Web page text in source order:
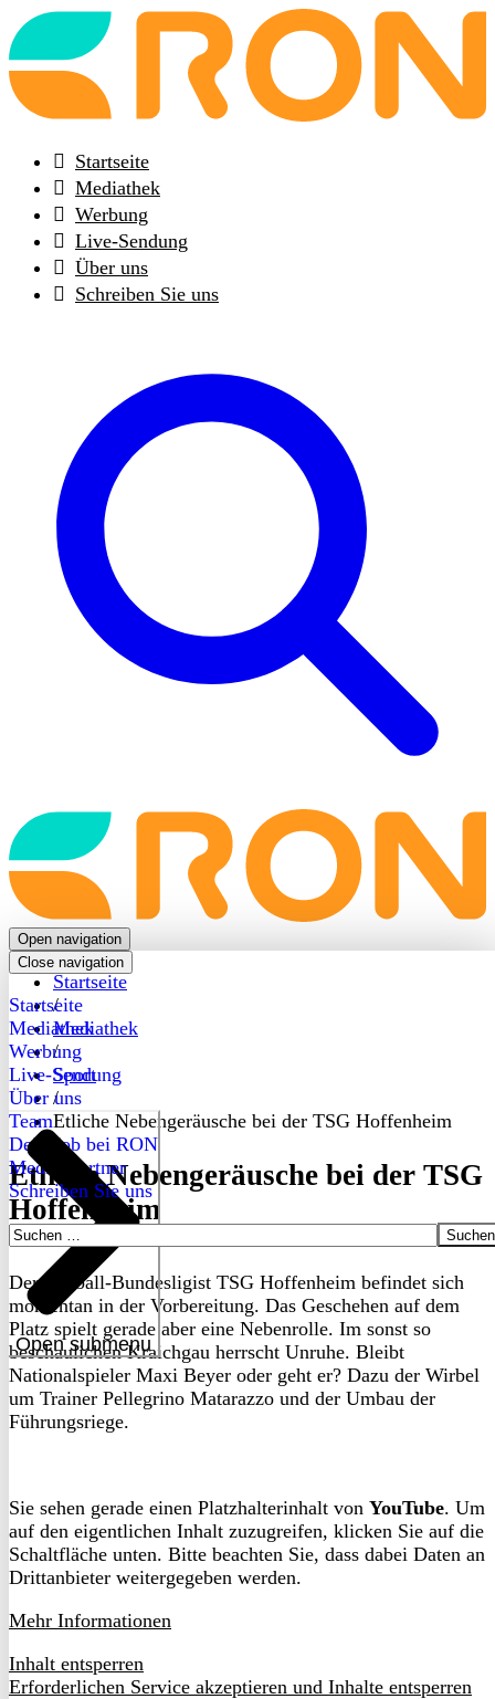
Back
to
frontpage
Startseite
Mediathek
Werbung
Live-Sendung
Über uns
Schreiben Sie uns
Back
to
frontpage
Open navigation
Close navigation
Startseite
Mediathek
Werbung
Live-Sendung
Über uns
Open submenu
Team
Dein Job bei RON
Medienpartner
Schreiben Sie uns
Suchen
Startseite
/
Mediathek
/
Sport
/
Etliche Nebengeräusche bei der TSG Hoffenheim
Etliche Nebengeräusche bei der TSG
Hoffenheim
Der Fußball-Bundesligist TSG Hoffenheim befindet sich
momentan in der Vorbereitung. Das Geschehen auf dem
Platz spielt gerade aber eine Nebenrolle. Im sonst so
beschaulichen Kraichgau herrscht Unruhe. Bleibt
Nationalspieler Maxi Beyer oder geht er? Dazu der Wirbel
um Trainer Pellegrino Matarazzo und der Umbau der
Führungsriege.
Sie sehen gerade einen Platzhalterinhalt von YouTube. Um
auf den eigentlichen Inhalt zuzugreifen, klicken Sie auf die
Schaltfläche unten. Bitte beachten Sie, dass dabei Daten an
Drittanbieter weitergegeben werden.
Mehr Informationen
Inhalt entsperren
Erforderlichen Service akzeptieren und Inhalte entsperren